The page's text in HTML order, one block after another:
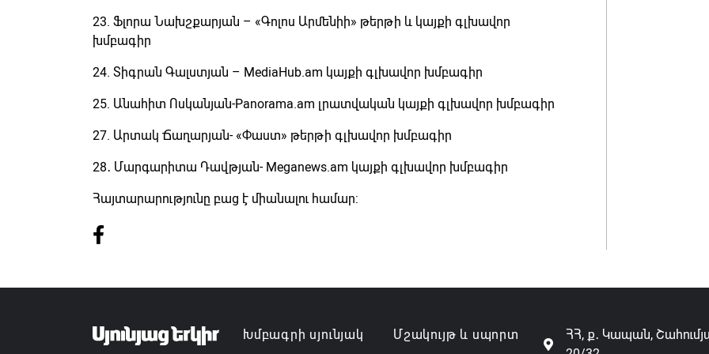
23. Ֆլորա Նախշքարյան – «Գոլոս Արմենիի» թերթի և կայքի գլխավոր
խմբագիր
24. Տիգրան Գալստյան – MediaHub.am կայքի գլխավոր խմբագիր
25. Անահիտ Ոսկանյան-Panorama.am լրատվական կայքի գլխավոր խմբագիր
27. Արտակ Ճաղարյան- «Փաստ» թերթի գլխավոր խմբագիր
28․ Մարգարիտա Դավթյան- Meganews.am կայքի գլխավոր խմբագիր
Հայտարարությունը բաց է միանալու համար:
Խմբագրի սյունյակ Մշակույթ և սպորտ
ՀՀ, ք․ Կապան,